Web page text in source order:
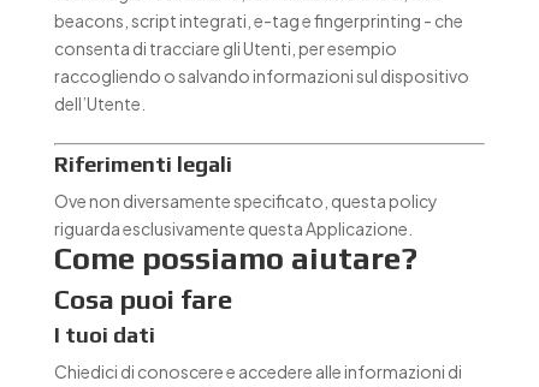
beacons, script integrati, e-tag e fingerprinting - che
consenta di tracciare gli Utenti, per esempio
raccogliendo o salvando informazioni sul dispositivo
dell’Utente.
Riferimenti legali
Ove non diversamente specificato, questa policy
riguarda esclusivamente questa Applicazione.
Come possiamo aiutare?
Cosa puoi fare
I tuoi dati
Chiedici di conoscere e accedere alle informazioni di